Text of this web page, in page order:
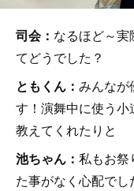
司会： なるほど～
てどうでした？
ともくん： みんなが
す！演舞中に使う
教えてくれたりと
池ちゃん： 私もお祭
た事がなく心配で